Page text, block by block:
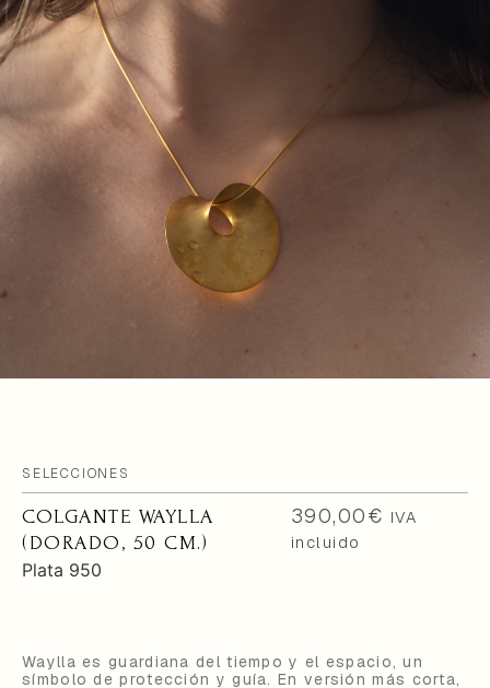
SELECCIONES
COLGANTE WAYLLA
(DORADO, 50 CM.)
390,00€ IVA
incluido
Plata 950
Waylla es guardiana del tiempo y el espacio, un
símbolo de protección y guía. En versión más corta,